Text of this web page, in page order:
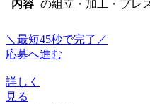
内容 の組立・加工・プレ
＼最短45秒で完了／
応募へ進む
詳しく
見る